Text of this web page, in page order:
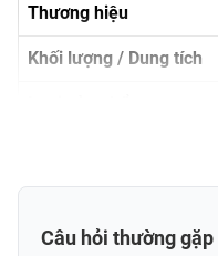
Thương hiệu
Khối lượng / Dung tích
Mã vạch (Barcode)
Câu hỏi thường gặp